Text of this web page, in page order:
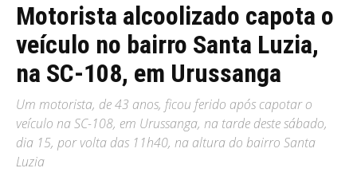
Motorista alcoolizado capota o
veículo no bairro Santa Luzia,
na SC-108, em Urussanga
Um motorista, de 43 anos, ficou ferido após capotar o
veículo na SC-108, em Urussanga, na tarde deste sábado,
dia 15, por volta das 11h40, na altura do bairro Santa
Luzia